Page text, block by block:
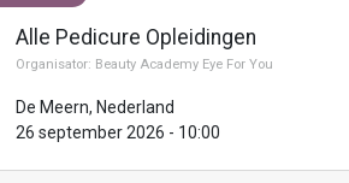
Alle Pedicure Opleidingen
Organisator: Beauty Academy Eye For You
De Meern, Nederland
26 september 2026 - 10:00